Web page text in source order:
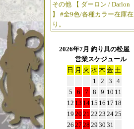
その他 【 ダーロン / Darlon
】 #全9色/各種カラー在庫在
り。
2026年7月 釣り具の松屋
営業スケジュール
日 月 火 水 木 金 土
1
2 3
4
5
6 7 8 9 10 11
12 13 14 15 16 17 18
19 20 21 22 23 2425
26 27 28 29 30 31